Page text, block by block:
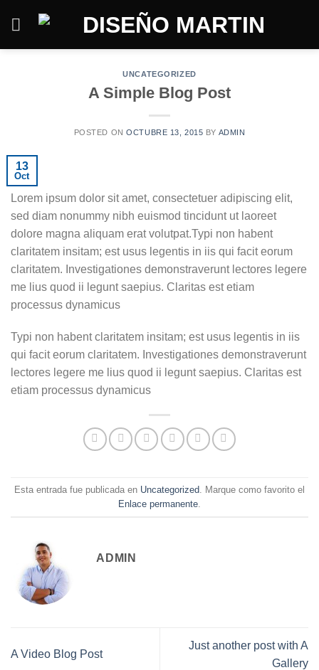
UNCATEGORIZED
A Simple Blog Post
POSTED ONOCTUBRE 13, 2015 BY ADMIN
13
Oct
Lorem ipsum dolor sit amet, consectetuer adipiscing elit,
sed diam nonummy nibh euismod tincidunt ut laoreet
dolore magna aliquam erat volutpat.Typi non habent
claritatem insitam; est usus legentis in iis qui facit eorum
claritatem. Investigationes demonstraverunt lectores legere
me lius quod ii legunt saepius. Claritas est etiam
processus dynamicus
Typi non habent claritatem insitam; est usus legentis in iis
qui facit eorum claritatem. Investigationes demonstraverunt
lectores legere me lius quod ii legunt saepius. Claritas est
etiam processus dynamicus
Esta entrada fue publicada en Uncategorized . Marque como favorito el
Enlace permanente
ADMIN
A Video Blog Post
Just another post with A
Gallery